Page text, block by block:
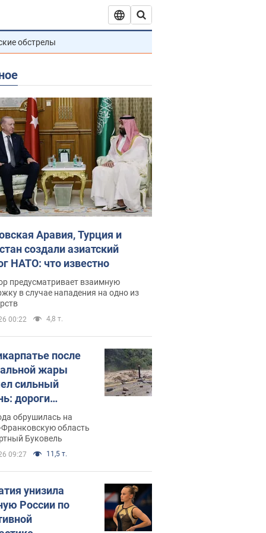
обстрелы
Аравия, Турция и
создали азиатский
НАТО: что известно
предусматривает взаимную
в случае нападения на одно из
00:22 4,8 т.
после
жары
сильный
дороги
в реки.
обрушилась на
область
Буковель
09:27 11,5 т.
унизила
России по